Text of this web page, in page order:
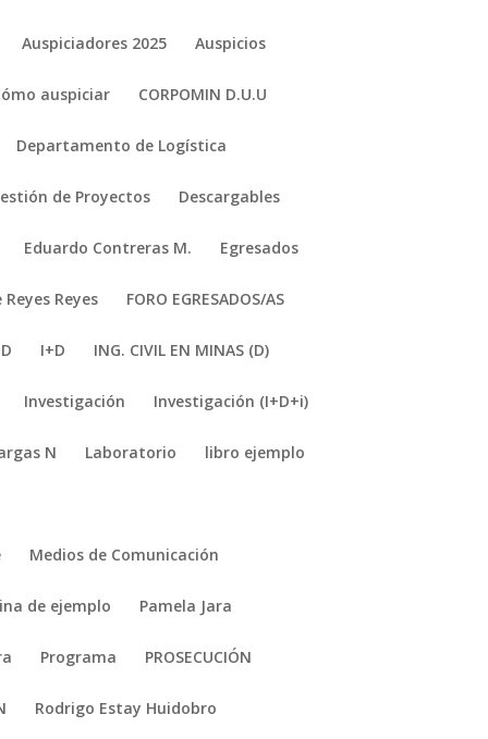
Auspiciadores 2025 Auspicios
auspiciar CORPOMIN D.U.U
Departamento de Logística
de Proyectos Descargables
Eduardo Contreras M. Egresados
Reyes Reyes FORO EGRESADOS/AS
I+D ING. CIVIL EN MINAS (D)
Investigación Investigación (I+D+i)
N Laboratorio libro ejemplo
Medios de Comunicación
de ejemplo Pamela Jara
Programa PROSECUCIÓN
Rodrigo Estay Huidobro